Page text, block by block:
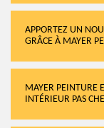
APPORTEZ UN
GRÂCE À MAYER
MAYER PEINTURE
INTÉRIEUR PAS